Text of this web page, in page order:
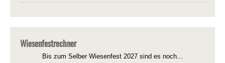
Wiesenfestrechner
Bis zum Selber Wiesenfest 2027 sind es noch...